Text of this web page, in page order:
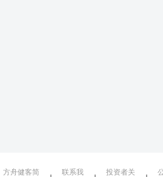
方舟健客简
联系我
投资者关